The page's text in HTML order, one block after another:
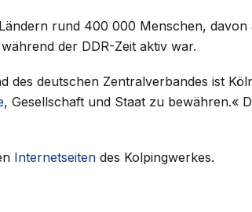
rund 400 000 Menschen,
der DDR-Zeit aktiv war.
des deutschen Zentralverbandes ist
, Gesellschaft und Staat zu bewähren.«
Internetseiten des Kolpingwerkes.